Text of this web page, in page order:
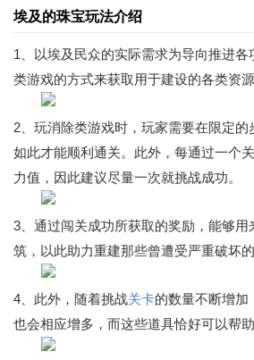
埃及的珠宝玩法介绍
1、以埃及民众的实际需求为导向推进
类游戏的方式来获取用于建设的各类资源
2、玩消除类游戏时，玩家需要在限定的
如此才能顺利通关。此外，每通过一个
力值，因此建议尽量一次就挑战成功。
3、通过闯关成功所获取的奖励，能够用
筑，以此助力重建那些曾遭受严重破坏的
4、此外，随着挑战关卡的数量不断增加
也会相应增多，而这些道具恰好可以帮